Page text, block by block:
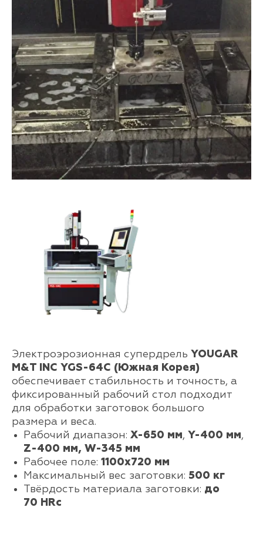
Электроэрозионная супердрель YOUGAR
M&T INC YGS-64C (Южная Корея)
обеспечивает стабильность и точность, а
фиксированный рабочий стол подходит
для обработки заготовок большого
размера и веса.
Рабочий диапазон: Х-650 мм, Y-400 мм,
Z-400 мм, W-345 мм
Рабочее поле: 1100х720 мм
Максимальный вес заготовки: 500 кг
Твёрдость материала заготовки: до
70 HRc